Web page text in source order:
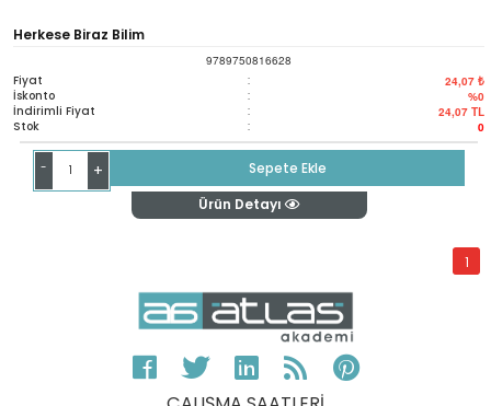
Herkese Biraz Bilim
9789750816628
Fiyat : 24,07 ₺
İskonto : %0
İndirimli Fiyat : 24,07 TL
Stok : 0
- +
Sepete Ekle
Ürün Detayı
1